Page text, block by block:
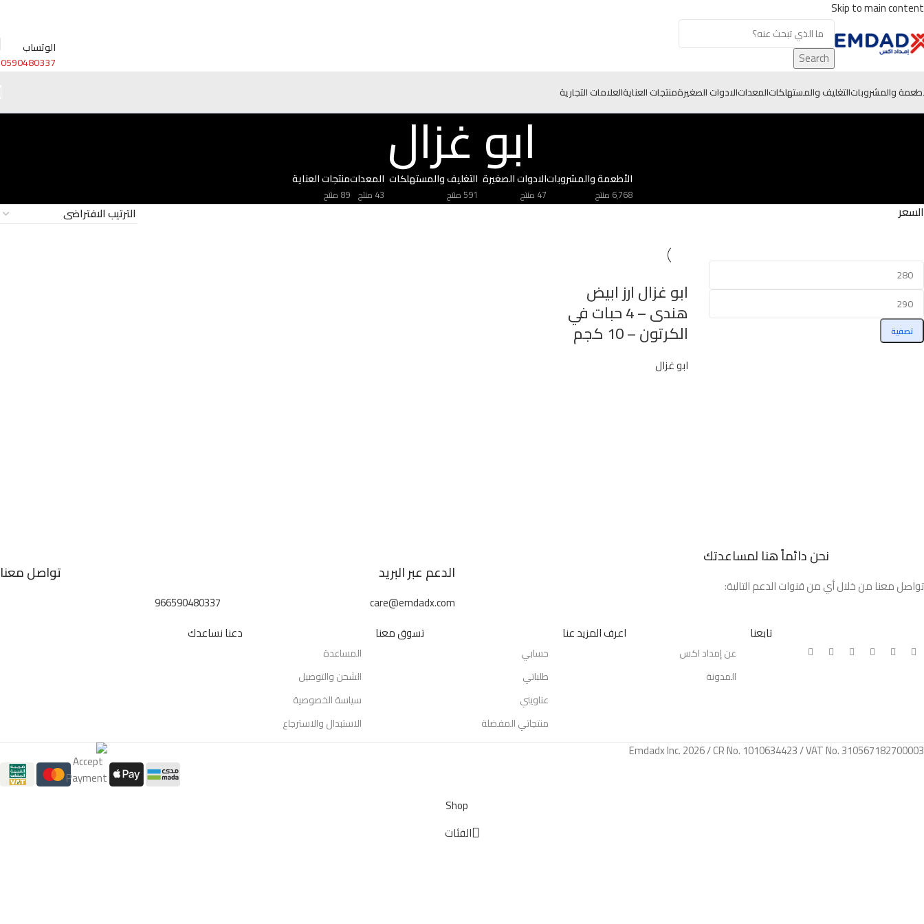
Skip to main content
Search
الوتساب
0590480337
والمشروباتالتغليف والمستهلكاتالمعداتالادوات الصغيرةمنتجات العنايةالعلامات التجارية
ابو غزال الأطعمة والمشروبات
6٬768 منتج
الادوات الصغيرة
47 منتج
التغليف والمستهلكات
591 منتج
المعدات
43 منتج
منتجات العناية
89 منتج
السعر
تصفية
ابو غزال ارز ابيض
هندى – 4 حبات في
الكرتون – 10 كجم
ابو غزال
نحن دائماً هنا لمساعدتك
تواصل معنا من خلال أي من قنوات الدعم التالية:
الدعم عبر البريد
care@emdadx.com
تواصل معنا
966590480337
تابعنا
اعرف المزيد عنا
عن إمداد اكس
المدونة
تسوق معنا
حسابي
طلباتي
عناويني
منتجاتي المفضلة
دعنا نساعدك
المساعدة
الشحن والتوصيل
سياسة الخصوصية
الاستبدال والاسترجاع
Emdadx Inc. 2026 / CR No. 1010634423 / VAT No. 310567182700003
Shop
الفئات